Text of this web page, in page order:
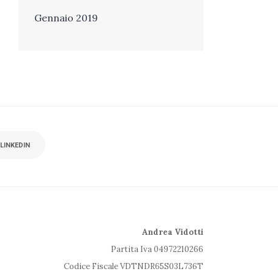
Gennaio 2019
LINKEDIN
Andrea Vidotti
Partita Iva 04972210266
Codice Fiscale VDTNDR65S03L736T